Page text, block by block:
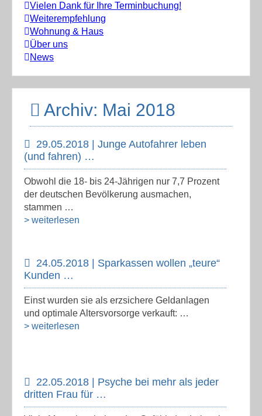
Vielen Dank für Ihre Terminbuchung!
Weiterempfehlung
Wohnung & Haus
Über uns
News
Archiv: Mai 2018
29.05.2018 | Junge Autofahrer leben
(und fahren) …
Obwohl die 18- bis 24-Jährigen nur 7,7 Prozent
der deutschen Bevölkerung ausmachen,
stammen …
> weiterlesen
24.05.2018 | Sparkassen wollen „teure“
Kunden …
Einst wurden sie als erzsichere Geldanlagen
und optimale Altersvorsorge verkauft: …
> weiterlesen
22.05.2018 | Psyche bei mehr als jeder
dritten Frau für …